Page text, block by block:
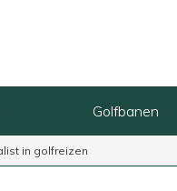
Golfbanen
in golfreizen